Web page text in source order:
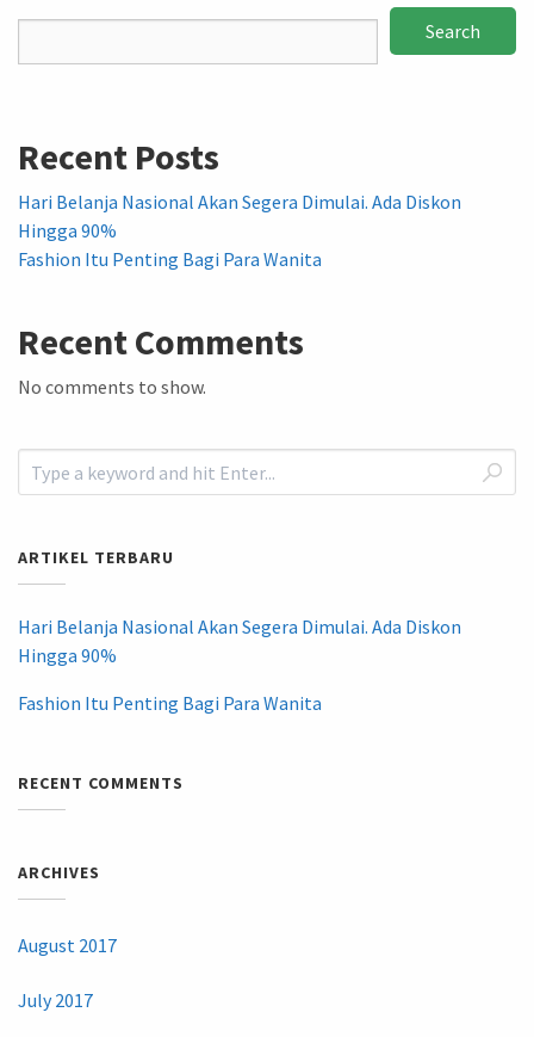
Search
Recent Posts
Hari Belanja Nasional Akan Segera Dimulai. Ada Diskon
Hingga 90%
Fashion Itu Penting Bagi Para Wanita
Recent Comments
No comments to show.
ARTIKEL TERBARU
Hari Belanja Nasional Akan Segera Dimulai. Ada Diskon
Hingga 90%
Fashion Itu Penting Bagi Para Wanita
RECENT COMMENTS
ARCHIVES
August 2017
July 2017